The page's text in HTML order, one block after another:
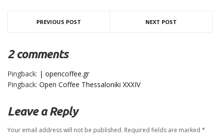
PREVIOUS POST NEXT POST
2 comments
Pingback: | opencoffee.gr
Pingback: Open Coffee Thessaloniki XXXIV
Leave a Reply
Your email address will not be published. Required fields are marked *